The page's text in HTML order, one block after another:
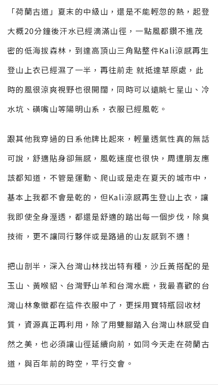
「荷蘭古道」夏末的中級山，還是不能輕忽的熱，起登
大概20分鐘後汗水已經滴滿山徑，一點風都鑽不進茂
密的低海拔森林，到達高頂山三角點整件Kali涼感再生
登山上衣已經濕了一半，再往前走 就抵達草原處，此
時的風很涼爽視野也很開闊，同時可以遠眺七星山、冷
水坑、磺嘴山等陽明山系，衣服已經風乾。
跟其他我穿過的日系他牌比起來，輕量透氣性真的無話
可說，舒適貼身卻無感，風乾速度也很快，周遭朋友應
該都知道，不管是運動、爬山或是走在夏天的城市中，
基本上我都不會是乾的，但Kali涼感再生登山上衣，讓
我即使全身溼透，都還是舒適的踏出每一個步伐，除臭
技術，更不讓同行夥伴或是路過的山友感到不適！
把山剖半，深入台灣山林找出特有種，沙丘黃搭配的是
玉山、黃喉貂、台灣野山羊和台灣水鹿，我最喜歡的台
灣山林象徵都在這件衣服中了，更採用寶特瓶回收材
質，資源真正再利用，除了用雙腳踏入台灣山林感受自
然之美，也必須讓山徑延續向前，如同今天走在荷蘭古
道，與百年前的時空，平行交會。